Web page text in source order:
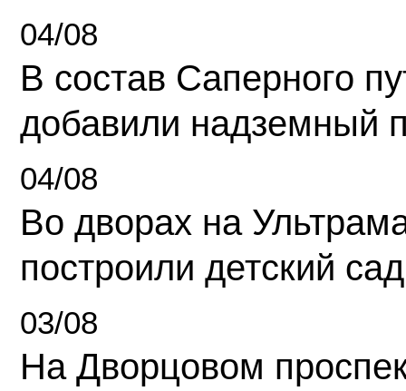
04/08
В состав Саперного
добавили надземный
04/08
Во дворах на
построили детский сад
03/08
На Дворцовом